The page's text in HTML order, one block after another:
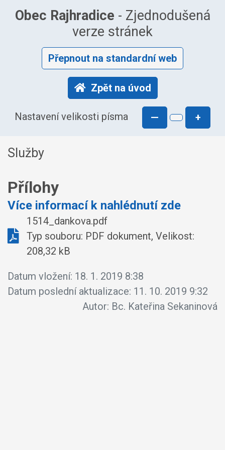
Obec Rajhradice - Zjednodušená
verze stránek
Přepnout na standardní web
Zpět na úvod
Nastavení velikosti písma — +
Služby
Přílohy
Více informací k nahlédnutí zde
1514_dankova.pdf
Typ souboru: PDF dokument, Velikost:
208,32 kB
Datum vložení: 18. 1. 2019 8:38
Datum poslední aktualizace: 11. 10. 2019 9:32
Autor: Bc. Kateřina Sekaninová